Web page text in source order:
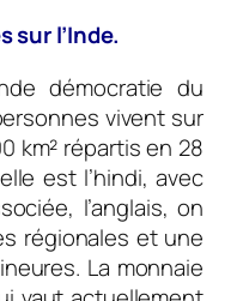
sur l’Inde.
démocratie du
vivent sur
km² répartis en 28
est l’hindi, avec
l’anglais, on
régionales et une
La monnaie